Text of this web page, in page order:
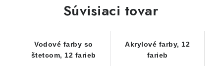
Súvisiaci tovar
Vodové farby so
štetcom, 12 farieb
Akrylové farby, 12
farieb